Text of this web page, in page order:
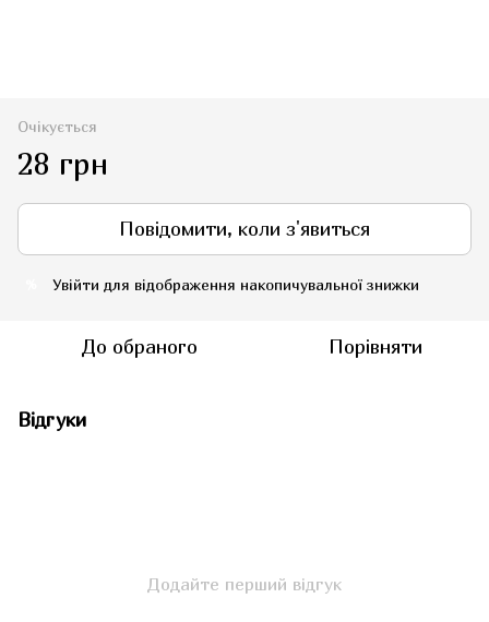
Очікується
28 грн
Повідомити, коли з'явиться
Увійти для відображення накопичувальної знижки
До обраного Порівняти
Відгуки
Додайте перший відгук